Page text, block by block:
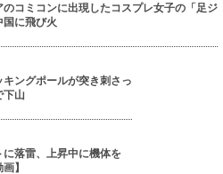
のコミコンに出現したコスプレ女子の「足ジ
国に飛び火
ングポールが突き刺さっ
下山
に落雷、上昇中に機体を
】